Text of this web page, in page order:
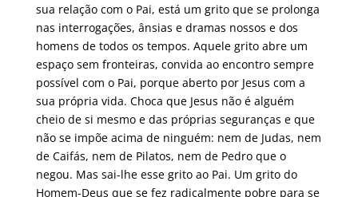
sua relação com o Pai, está um grito que se prolonga
nas interrogações, ânsias e dramas nossos e dos
homens de todos os tempos. Aquele grito abre um
espaço sem fronteiras, convida ao encontro sempre
possível com o Pai, porque aberto por Jesus com a
sua própria vida. Choca que Jesus não é alguém
cheio de si mesmo e das próprias seguranças e que
não se impõe acima de ninguém: nem de Judas, nem
de Caifás, nem de Pilatos, nem de Pedro que o
negou. Mas sai-lhe esse grito ao Pai. Um grito do
Homem-Deus que se fez radicalmente pobre para se